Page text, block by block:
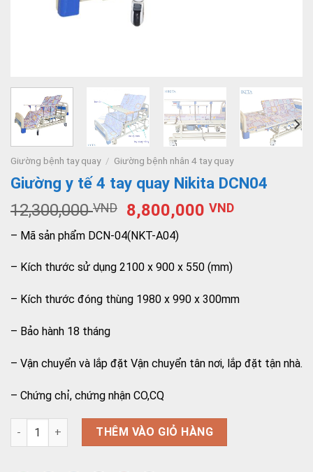
Giường bệnh tay quay / Giường bệnh nhân 4 tay quay
Giường y tế 4 tay quay Nikita DCN04
12,300,000VND 8,800,000VND
– Mã sản phẩm DCN-04(NKT-A04)
– Kích thước sử dụng 2100 x 900 x 550 (mm)
– Kích thước đóng thùng 1980 x 990 x 300mm
– Bảo hành 18 tháng
– Vận chuyển và lắp đặt Vận chuyển tân nơi, lắp đặt tận nhà.
– Chứng chỉ, chứng nhận CO,CQ
Giường y tế 4 tay quay Nikita DCN04 số lượng
THÊM VÀO GIỎ HÀNG